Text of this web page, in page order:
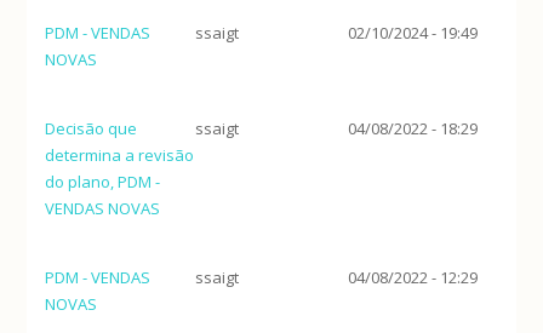
PDM - VENDAS
NOVAS
ssaigt 02/10/2024 - 19:49
Decisão que
determina a revisão
do plano, PDM -
VENDAS NOVAS
ssaigt 04/08/2022 - 18:29
PDM - VENDAS
NOVAS
ssaigt 04/08/2022 - 12:29